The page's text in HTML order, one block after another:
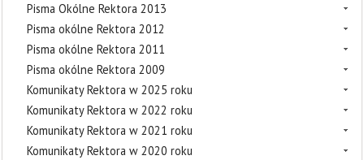
Pisma Okólne Rektora 2013
Pisma okólne Rektora 2012
Pisma okólne Rektora 2011
Pisma okólne Rektora 2009
Komunikaty Rektora w 2025 roku
Komunikaty Rektora w 2022 roku
Komunikaty Rektora w 2021 roku
Komunikaty Rektora w 2020 roku